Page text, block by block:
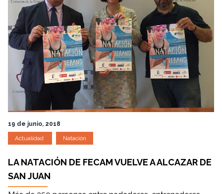
19 de junio, 2018
Actualidad Natación
LA NATACIÓN DE FECAM VUELVE A ALCAZAR DE
SAN JUAN